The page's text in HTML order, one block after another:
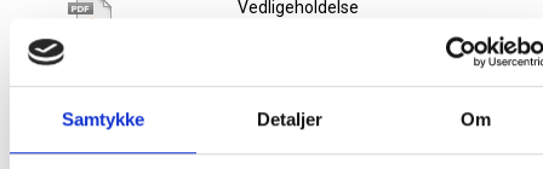
Samtykke Detaljer Om
Vedligeholdelse
Denne Lintex tavle er en produktionsvare
Den bliver først produceret, når den bestilles.
Derfor kan du ikke afbestille eller returnere den, så